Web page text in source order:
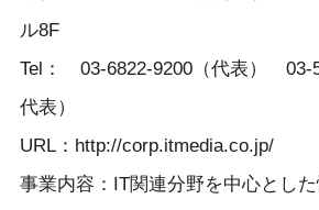
ル8F
Tel： 03-6822-9200（代表） 03-
代表）
URL：http://corp.itmedia.co.jp/
事業内容：IT関連分野を中心とし